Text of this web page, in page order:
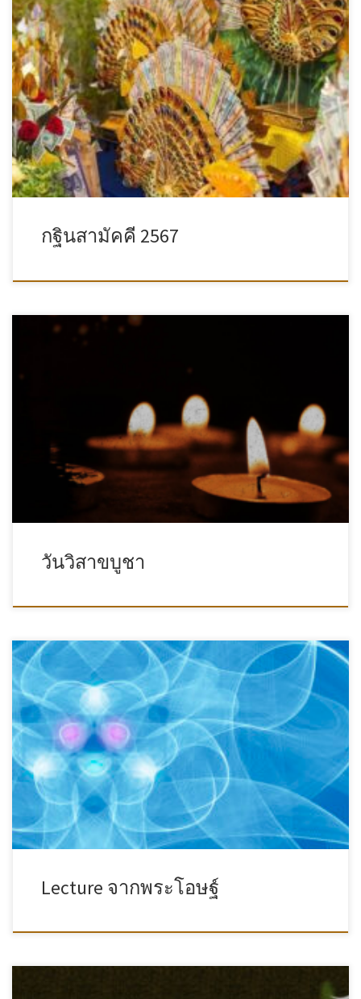
กฐินสามัคคี 2567
วันวิสาขบูชา
Lecture จากพระโอษฐ์